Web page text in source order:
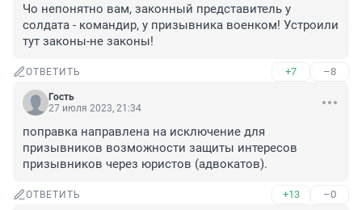
Чо непонятно вам, законный представитель у
солдата - командир, у призывника военком! Устроили
тут законы-не законы!
ОТВЕТИТЬ +7 –8
Гость
27 июля 2023, 21:34
поправка направлена на исключение для
призывников возможности защиты интересов
призывников через юристов (адвокатов).
ОТВЕТИТЬ +13 –0